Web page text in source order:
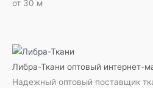
от 30 м
Либра-Ткани оптовый интернет-
Надежный оптовый поставщик